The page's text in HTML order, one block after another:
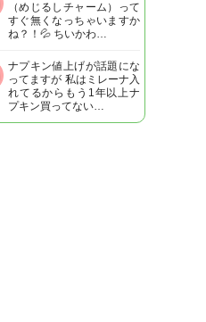
（めじるしチャーム）って
すぐ無くなっちゃいますか
ね？！💦 ちいかわ…
ナプキン値上げが話題にな
ってますが 私はミレーナ入
れてるからもう1年以上ナ
プキン買ってない…